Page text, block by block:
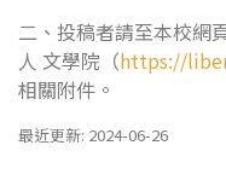
二、投稿者請至本校網
人 文學院（https://
相關附件。
最近更新: 2024-06-26